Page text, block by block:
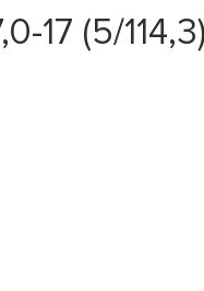
17 (5/